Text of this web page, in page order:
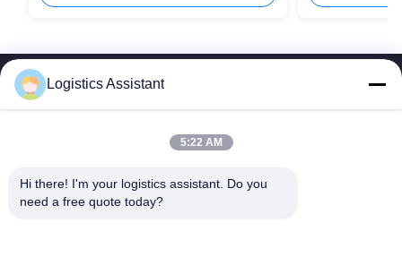
Logistics Assistant
5:22 AM
Hi there! I'm your logistics assistant. Do you
need a free quote today?